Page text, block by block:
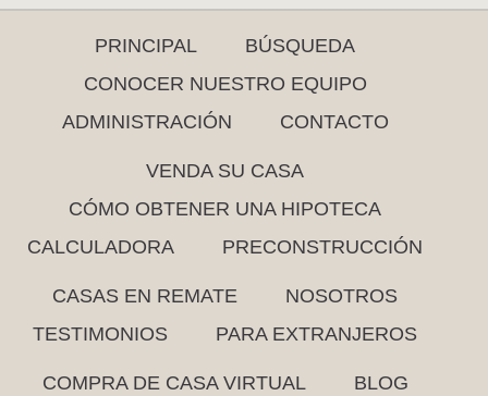
PRINCIPAL
BÚSQUEDA
CONOCER NUESTRO EQUIPO
ADMINISTRACIÓN
CONTACTO
VENDA SU CASA
CÓMO OBTENER UNA HIPOTECA
CALCULADORA
PRECONSTRUCCIÓN
CASAS EN REMATE
NOSOTROS
TESTIMONIOS
PARA EXTRANJEROS
COMPRA DE CASA VIRTUAL BLOG